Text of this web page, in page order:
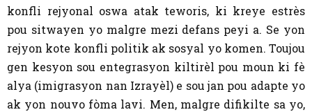
konfli rejyonal oswa atak teworis, ki kreye estrès
pou sitwayen yo malgre mezi defans peyi a. Se yon
rejyon kote konfli politik ak sosyal yo komen. Toujou
gen kesyon sou entegrasyon kiltirèl pou moun ki fè
alya (imigrasyon nan Izrayèl) e sou jan pou adapte yo
ak yon nouvo fòma lavi. Men, malgre difikilte sa yo,